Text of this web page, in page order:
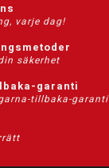
varje dag!
säkerhet
garanti
tillbaka-garanti